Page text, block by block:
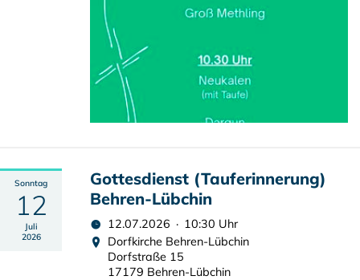
Sonntag
12
Juli
2026
Gottesdienst (Tauferinnerung)
Behren-Lübchin
12.07.2026 · 10:30 Uhr
Dorfkirche Behren-Lübchin
Dorfstraße 15
17179 Behren-Lübchin